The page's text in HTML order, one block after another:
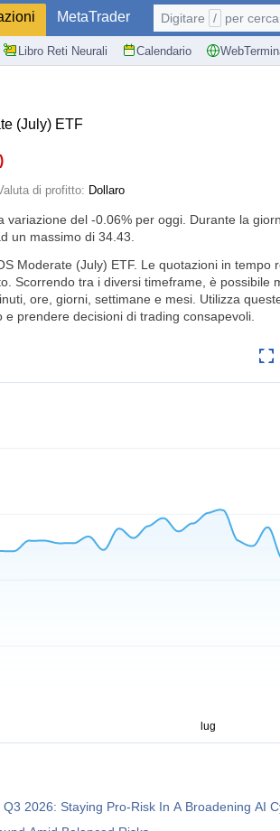
MetaTrader
Libro Reti Neurali Calendario
Digitare / per
(July) ETF
)
di profitto: Dollaro
variazione del -0.06% per oggi. Durante la
un massimo di 34.43.
Moderate (July) ETF. Le quotazioni in tempo
Scorrendo tra i diversi timeframe, è possibile
ore, giorni, settimane e mesi. Utilizza
prendere decisioni di trading consapevoli.
2026: Staying Pro-Risk In A Broadening AI